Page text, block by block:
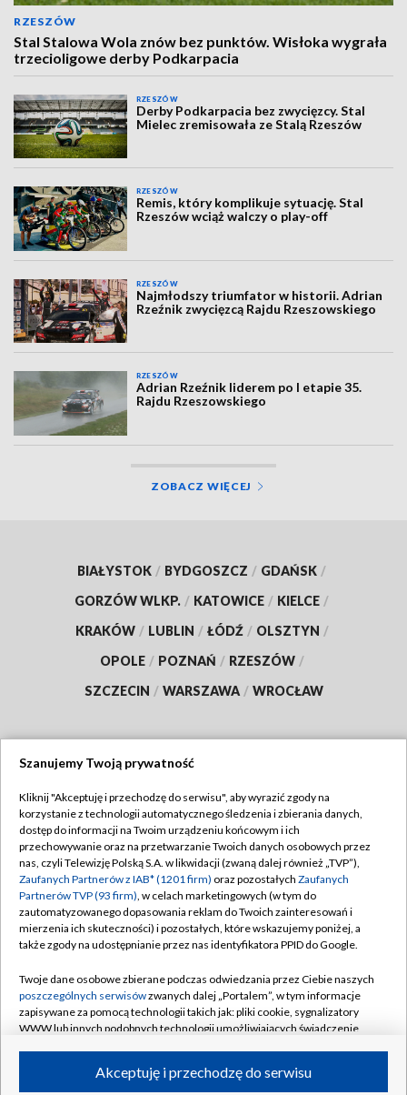
RZESZÓW
Stal Stalowa Wola znów bez punktów. Wisłoka wygrała
trzecioligowe derby Podkarpacia
RZESZÓW
Derby Podkarpacia bez zwycięzcy. Stal
Mielec zremisowała ze Stalą Rzeszów
RZESZÓW
Remis, który komplikuje sytuację. Stal
Rzeszów wciąż walczy o play-off
RZESZÓW
Najmłodszy triumfator w historii. Adrian
Rzeźnik zwycięzcą Rajdu Rzeszowskiego
RZESZÓW
Adrian Rzeźnik liderem po I etapie 35.
Rajdu Rzeszowskiego
ZOBACZ WIĘCEJ
BIAŁYSTOK / BYDGOSZCZ / GDAŃSK /
GORZÓW WLKP. / KATOWICE / KIELCE /
KRAKÓW / LUBLIN / ŁÓDŹ / OLSZTYN /
OPOLE / POZNAŃ / RZESZÓW /
SZCZECIN / WARSZAWA / WROCŁAW
TVP
Abonament TVP
Emisja w TVP
Centrum informacji TVP
Naziemna Telewizja Cyfrowa
Rada Programowa
System NOS
Informacje o nadawcy
Program dla prasy
Regulamin TVP
Polityka prywatności
Moje zgody
Pomoc
Kontakt
Kanały
Szanujemy Twoją prywatność
Kliknij "Akceptuję i przechodzę do serwisu", aby wyrazić zgody na
korzystanie z technologii automatycznego śledzenia i zbierania danych,
dostęp do informacji na Twoim urządzeniu końcowym i ich
przechowywanie oraz na przetwarzanie Twoich danych osobowych przez
nas, czyli Telewizję Polską S.A. w likwidacji (zwaną dalej również „TVP”),
Zaufanych Partnerów z IAB* (1201 firm) oraz pozostałych Zaufanych
Partnerów TVP (93 firm), w celach marketingowych (w tym do
zautomatyzowanego dopasowania reklam do Twoich zainteresowań i
mierzenia ich skuteczności) i pozostałych, które wskazujemy poniżej, a
także zgody na udostępnianie przez nas identyfikatora PPID do Google.
Twoje dane osobowe zbierane podczas odwiedzania przez Ciebie naszych
poszczególnych serwisówzwanych dalej „Portalem”, w tym informacje
zapisywane za pomocą technologii takich jak: pliki cookie, sygnalizatory
WWW lub innych podobnych technologii umożliwiających świadczenie
ruchu w Internecie.Akceptuję i przechodzę do serwisu